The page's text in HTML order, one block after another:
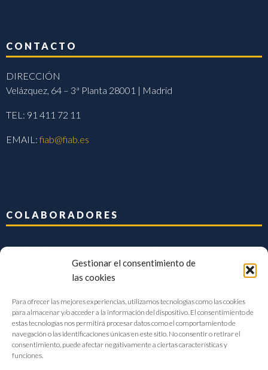
Gestionar el consentimiento de
las cookies
Para ofrecer las mejores experiencias, utilizamos tecnologías como las cookies
para almacenar y/o acceder a la información del dispositivo. El consentimiento de
estas tecnologías nos permitirá procesar datos como el comportamiento de
navegación o las identificaciones únicas en este sitio. No consentir o retirar el
consentimiento, puede afectar negativamente a ciertas características y
funciones.
CONTACTO
DIRECCIÓN
Velázquez, 64 – 3ª Planta 28001 | Madrid
TEL: 91 411 72 11
EMAIL:fiab@fiab.es
COLABORADORES